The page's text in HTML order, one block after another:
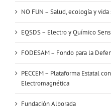
NO FUN – Salud, ecología y vida
EQSDS – Electro y Químico
FODESAM – Fondo para la
PECCEM – Plataforma Estatal
Electromagnética
Fundación Alborada